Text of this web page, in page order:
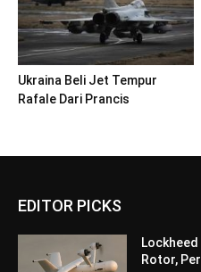
Ukraina Beli Jet Tempur
Rafale Dari Prancis
EDITOR PICKS
Rotor,